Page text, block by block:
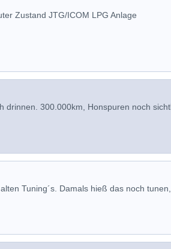
Zustand JTG/ICOM LPG Anlage
300.000km, Honspuren noch
Tuning´s. Damals hieß das noch tunen,